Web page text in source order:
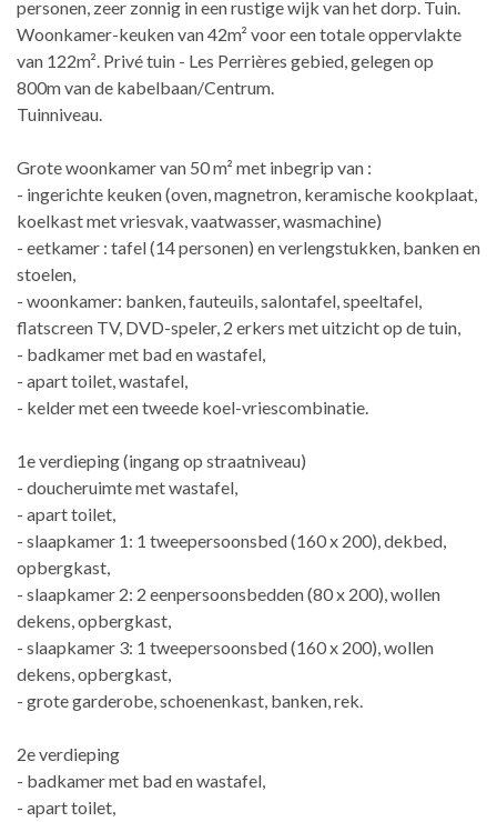
personen, zeer zonnig in een rustige wijk van het dorp. Tuin.
Woonkamer-keuken van 42m² voor een totale oppervlakte
van 122m². Privé tuin - Les Perrières gebied, gelegen op
800m van de kabelbaan/Centrum.
Tuinniveau.
Grote woonkamer van 50 m² met inbegrip van :
- ingerichte keuken (oven, magnetron, keramische kookplaat,
koelkast met vriesvak, vaatwasser, wasmachine)
- eetkamer : tafel (14 personen) en verlengstukken, banken en
stoelen,
- woonkamer: banken, fauteuils, salontafel, speeltafel,
flatscreen TV, DVD-speler, 2 erkers met uitzicht op de tuin,
- badkamer met bad en wastafel,
- apart toilet, wastafel,
- kelder met een tweede koel-vriescombinatie.
1e verdieping (ingang op straatniveau)
- doucheruimte met wastafel,
- apart toilet,
- slaapkamer 1: 1 tweepersoonsbed (160 x 200), dekbed,
opbergkast,
- slaapkamer 2: 2 eenpersoonsbedden (80 x 200), wollen
dekens, opbergkast,
- slaapkamer 3: 1 tweepersoonsbed (160 x 200), wollen
dekens, opbergkast,
- grote garderobe, schoenenkast, banken, rek.
2e verdieping
- badkamer met bad en wastafel,
- apart toilet,